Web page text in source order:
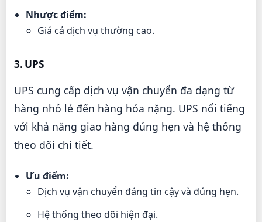
Nhược điểm:
Giá cả dịch vụ thường cao.
3. UPS
UPS cung cấp dịch vụ vận chuyển đa dạng từ
hàng nhỏ lẻ đến hàng hóa nặng. UPS nổi tiếng
với khả năng giao hàng đúng hẹn và hệ thống
theo dõi chi tiết.
Ưu điểm:
Dịch vụ vận chuyển đáng tin cậy và đúng hẹn.
Hệ thống theo dõi hiện đại.